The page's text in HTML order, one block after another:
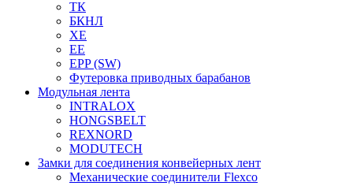
ТК
БКНЛ
XE
EE
EPP (SW)
Футеровка приводных барабанов
Модульная лента
INTRALOX
HONGSBELT
REXNORD
MODUTECH
Замки для соединения конвейерных лент
Механические соединители Flexco